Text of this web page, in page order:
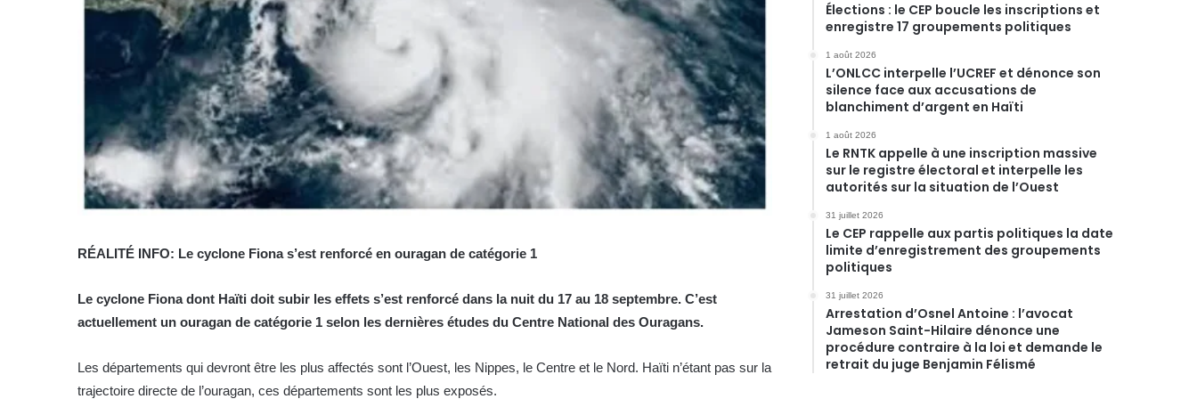
RÉALITÉ INFO: Le cyclone Fiona s’est renforcé en ouragan de catégorie 1
Le cyclone Fiona dont Haïti doit subir les effets s’est renforcé dans la nuit du 17 au 18 septembre. C’est
actuellement un ouragan de catégorie 1 selon les dernières études du Centre National des Ouragans.
Les départements qui devront être les plus affectés sont l’Ouest, les Nippes, le Centre et le Nord. Haïti n’étant pas sur la
trajectoire directe de l’ouragan, ces départements sont les plus exposés.
Élections : le CEP boucle les inscriptions et
enregistre 17 groupements politiques
1 août 2026
L’ONLCC interpelle l’UCREF et dénonce son
silence face aux accusations de
blanchiment d’argent en Haïti
1 août 2026
Le RNTK appelle à une inscription massive
sur le registre électoral et interpelle les
autorités sur la situation de l’Ouest
31 juillet 2026
Le CEP rappelle aux partis politiques la date
limite d’enregistrement des groupements
politiques
31 juillet 2026
Arrestation d’Osnel Antoine : l’avocat
Jameson Saint-Hilaire dénonce une
procédure contraire à la loi et demande le
retrait du juge Benjamin Félismé